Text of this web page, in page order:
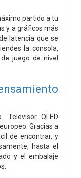
partido a tu
y a gráficos más
latencia que se
la consola,
juego de nivel
Televisor QLED
Gracias a
de encontrar, y
hasta el
y el embalaje